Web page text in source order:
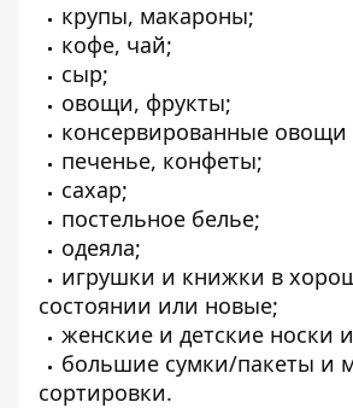
крупы, макароны;
кофе, чай;
сыр;
овощи, фрукты;
консервированные овощи
печенье, конфеты;
сахар;
постельное белье;
одеяла;
игрушки и книжки в
состоянии или новые;
женские и детские носки
большие сумки/пакеты и
сортировки.